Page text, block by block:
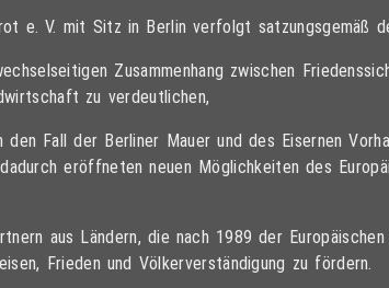
e. V. mit Sitz in Berlin verfolgt satzungsgemäß
Zusammenhang zwischen
zu verdeutlichen,
den Fall der Berliner Mauer und des Eisernen
eröffneten neuen Möglichkeiten des
aus Ländern, die nach 1989 der
Frieden und Völkerverständigung zu fördern.